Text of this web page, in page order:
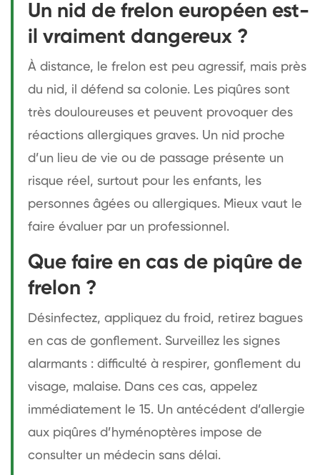
Un nid de frelon européen est-
il vraiment dangereux ?
À distance, le frelon est peu agressif, mais près
du nid, il défend sa colonie. Les piqûres sont
très douloureuses et peuvent provoquer des
réactions allergiques graves. Un nid proche
d’un lieu de vie ou de passage présente un
risque réel, surtout pour les enfants, les
personnes âgées ou allergiques. Mieux vaut le
faire évaluer par un professionnel.
Que faire en cas de piqûre de
frelon ?
Désinfectez, appliquez du froid, retirez bagues
en cas de gonflement. Surveillez les signes
alarmants : difficulté à respirer, gonflement du
visage, malaise. Dans ces cas, appelez
immédiatement le 15. Un antécédent d’allergie
aux piqûres d’hyménoptères impose de
consulter un médecin sans délai.